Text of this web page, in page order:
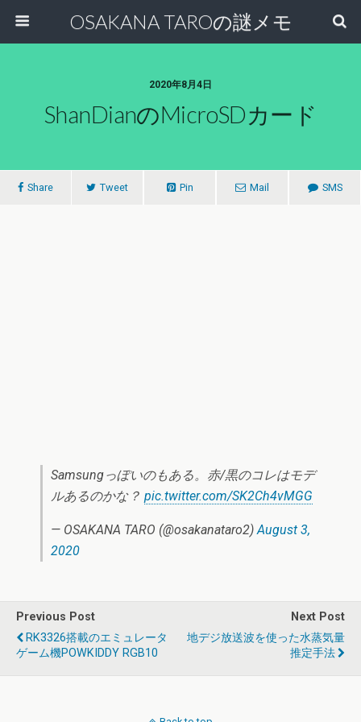
OSAKANA TAROの謎メモ
2020年8月4日
ShanDianのmicroSDカード
Share Tweet Pin Mail SMS
Samsungっぽいのもある。赤/黒のコレはモデ
ルあるのかな？ pic.twitter.com/SK2Ch4vMGG
— OSAKANA TARO (@osakanataro2)August 3,
2020
Previous Post
RK3326搭載のエミュレータ
ゲーム機POWKIDDY RGB10
Next Post
地デジ放送波を使った水蒸気量
推定手法